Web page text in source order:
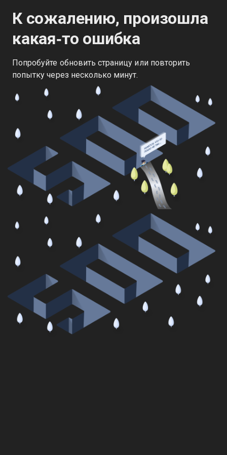
К сожалению, произошла
какая‑то ошибка
Попробуйте обновить страницу или повторить
попытку через несколько минут.